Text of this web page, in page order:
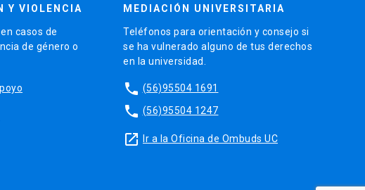
Y VIOLENCIA
casos de
de género o
MEDIACIÓN UNIVERSITARIA
Teléfonos para orientación y consejo si
se ha vulnerado alguno de tus derechos
en la universidad.
phone (56)95504 1691
phone (56)95504 1247
launch Ir a la Oficina de Ombuds UC